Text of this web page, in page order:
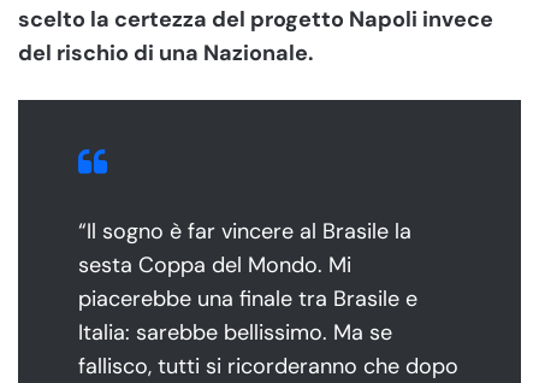
scelto la certezza del progetto Napoli invece
del rischio di una Nazionale.
“Il sogno è far vincere al Brasile la
sesta Coppa del Mondo. Mi
piacerebbe una finale tra Brasile e
Italia: sarebbe bellissimo. Ma se
fallisco, tutti si ricorderanno che dopo